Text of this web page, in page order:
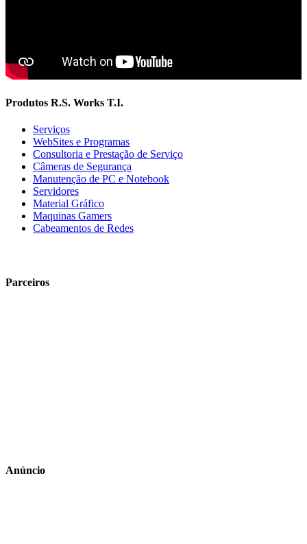
Produtos R.S. Works T.I.
Serviços
WebSites e Programas
Consultoria e Prestação de Serviço
Câmeras de Segurança
Manutenção de PC e Notebook
Servidores
Material Gráfico
Maquinas Gamers
Cabeamentos de Redes
Parceiros
Anúncio